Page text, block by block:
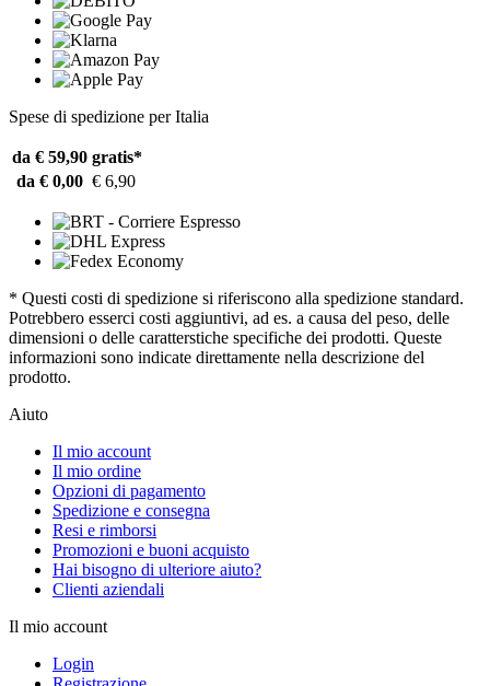
Spese di spedizione per Italia
da € 59,90 gratis*
da € 0,00 € 6,90
* Questi costi di spedizione si riferiscono alla spedizione standard.
Potrebbero esserci costi aggiuntivi, ad es. a causa del peso, delle
dimensioni o delle caratterstiche specifiche dei prodotti. Queste
informazioni sono indicate direttamente nella descrizione del
prodotto.
Aiuto
Il mio account
Il mio ordine
Opzioni di pagamento
Spedizione e consegna
Resi e rimborsi
Promozioni e buoni acquisto
Hai bisogno di ulteriore aiuto?
Clienti aziendali
Il mio account
Login